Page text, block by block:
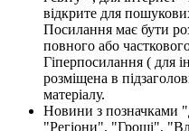
відкрите для
Посилання має бути
повного або
Гіперпосилання ( для
розміщена в
матеріалу.
Новини з позначками
"Регіони", "Гроші",